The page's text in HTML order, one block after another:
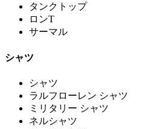
タンクトップ
ロンT
サーマル
シャツ
シャツ
ラルフローレン シャツ
ミリタリー シャツ
ネルシャツ